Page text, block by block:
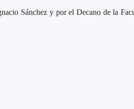
Sánchez y por el Decano de la